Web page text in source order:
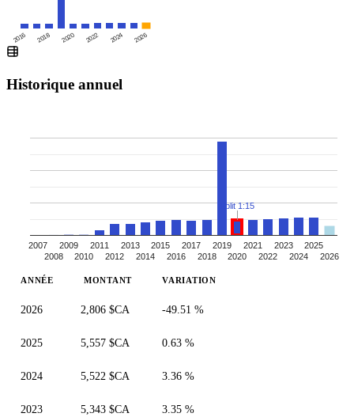
2016 2018 2020 2022 2024 2026
Historique annuel
2007
2008
2009
2010
2011
2012
2013
2014
2015
2016
2017
2018
2019
2020
2021
2022
2023
2024
2025
2026
Split 1:15
ANNÉE MONTANT VARIATION
2026 2,806 $CA -49.51 %
2025 5,557 $CA 0.63 %
2024 5,522 $CA 3.36 %
2023 5,343 $CA 3.35 %